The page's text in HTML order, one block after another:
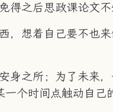
得之后思政课论文
，想着自己要不也
身之所；为了未来
个时间点触动自己